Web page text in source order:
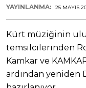
YAYINLANMA: 25 MAYIS
Kürt müziğinin
temsilcilerinden
Kamkar ve
ardından yeniden